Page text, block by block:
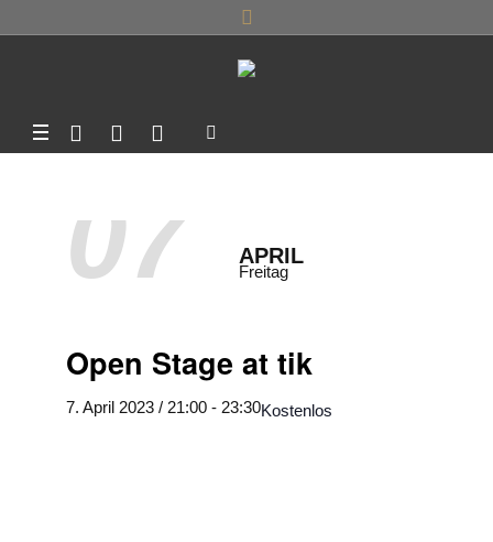
07 APRIL
Freitag
Open Stage at tik
7. April 2023 / 21:00 - 23:30Kostenlos